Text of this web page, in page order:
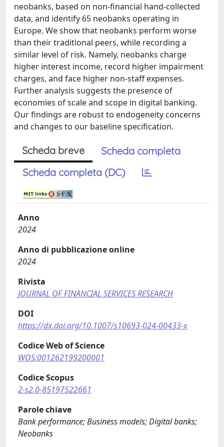
neobanks, based on non-financial hand-collected
data, and identify 65 neobanks operating in
Europe. We show that neobanks perform worse
than their traditional peers, while recording a
similar level of risk. Namely, neobanks charge
higher interest income, record higher impairment
charges, and face higher non-staff expenses.
Further analysis suggests the presence of
economies of scale and scope in digital banking.
Our findings are robust to endogeneity concerns
and changes to our baseline specification.
Scheda breve
Scheda completa
Scheda completa (DC)
Anno
2024
Anno di pubblicazione online
2024
Rivista
JOURNAL OF FINANCIAL SERVICES RESEARCH
DOI
https://dx.doi.org/10.1007/s10693-024-00433-x
Codice Web of Science
WOS:001262199200001
Codice Scopus
2-s2.0-85197522661
Parole chiave
Bank performance; Business models; Digital banks;
Neobanks